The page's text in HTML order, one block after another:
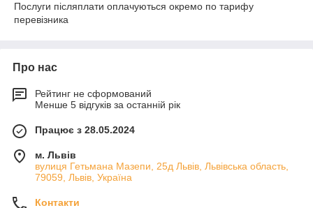
Послуги післяплати оплачуються окремо по тарифу
перевізника
Про нас
Рейтинг не сформований
Менше 5 відгуків за останній рік
Працює з 28.05.2024
м. Львів
вулиця Гетьмана Мазепи, 25д Львів, Львівська область,
79059, Львів, Україна
Контакти